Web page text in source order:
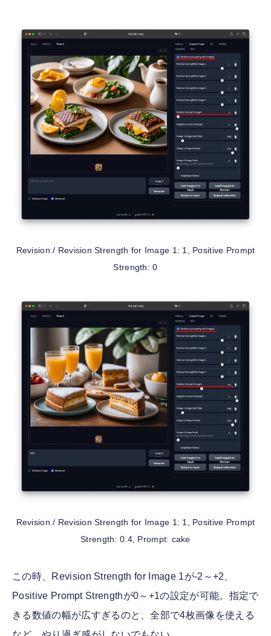
Revision / Revision Strength for Image 1: 1, Positive Prompt
Strength: 0
Revision / Revision Strength for Image 1: 1, Positive Prompt
Strength: 0.4, Prompt: cake
この時、Revision Strength for Image 1が-2～+2、
Positive Prompt Strengthが0～+1の設定が可能。指定で
きる数値の幅が広すぎるのと、全部で4枚画像を使える